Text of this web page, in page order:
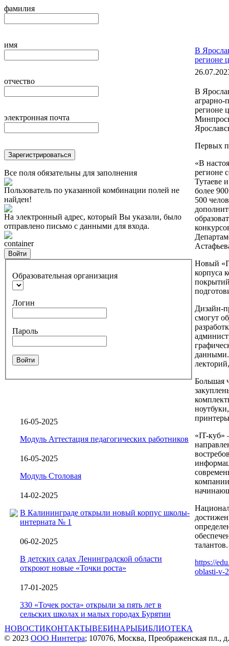
фамилия
имя
отчество
электронная почта
Зарегистрироваться
Все поля обязательны для заполнения
Пользователь по указанной комбинации полей не
найден!
На электронный адрес, который Вы указали, было
отправлено письмо с данными для входа.
container
Войти
Образовательная организация
Логин
Пароль
Войти
16-05-2025
Модуль Аттестация педагогических работников
16-05-2025
Модуль Столовая
14-02-2025
В Калининграде открыли новый корпус школы-
интерната № 1
06-02-2025
В детских садах Ленинградской области
откроют новые «Точки роста»
17-01-2025
330 «Точек роста» открыли за пять лет в
сельских школах и малых городах Бурятии
В
регионе
В
аграрно-
регионе
Первых
«В
регионе
Тутаеве
более
500
Новый
корпуса
Дизайн-
смогут
данными.
Большая
«IT-куб»
талантов.
https://
oblasti-v-
НОВОСТИКОНТАКТЫВЕБИНАРЫБИБЛИОТЕКА
© 2023 ООО Нинтегра; 107076, Москва, Преображенская пл.,